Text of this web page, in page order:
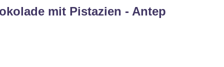
mit Pistazien - Antep